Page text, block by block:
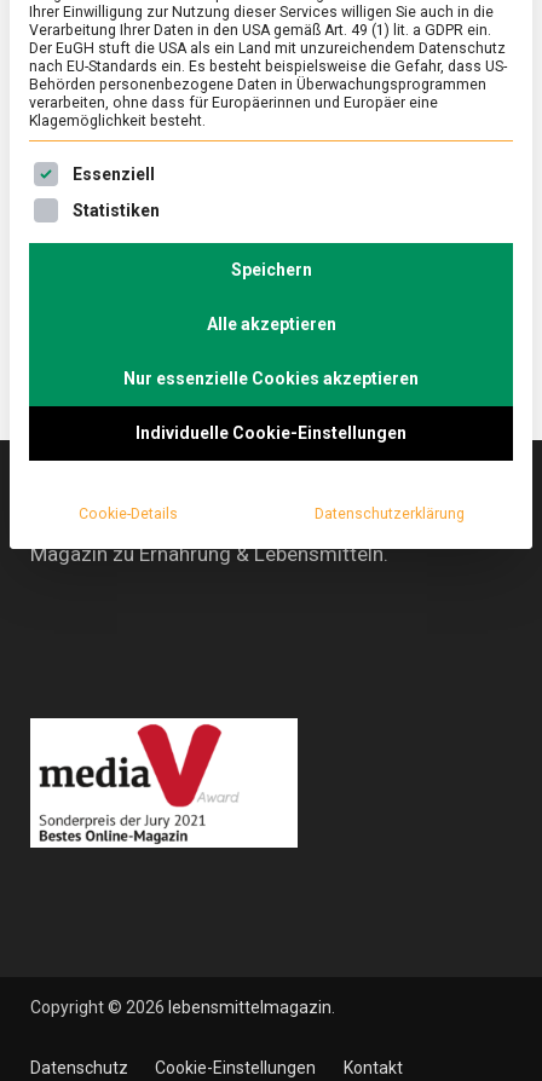
FEATURED/WISSEN
Whiskey aus Brandenburg: Rye
20. Mai 2021 Johannes
Whiskey
Im unteren Spreewald findet man in Schlepzig, etwa
eine Stunde von Berlin entfernt, den Stork Club. Hier
Whiskies Awards den besten Roggenwhiskey der
lebensmittelmagazin
(.de) ist das Online-
Magazin zu Ernährung & Lebensmitteln.
Copyright © 2026 lebensmittelmagazin
Datenschutz Cookie-Einstellungen Kontakt
Ihrer Einwilligung zur Nutzung dieser Services willigen Sie auch in die
Verarbeitung Ihrer Daten in den USA gemäß Art. 49 (1) lit. a GDPR ein.
Der EuGH stuft die USA als ein Land mit unzureichendem Datenschutz
nach EU-Standards ein. Es besteht beispielsweise die Gefahr, dass US-
Behörden personenbezogene Daten in Überwachungsprogrammen
verarbeiten, ohne dass für Europäerinnen und Europäer eine
Klagemöglichkeit besteht.
Es folgt eine Liste der Service-Gruppen, für die eine
Essenziell
Statistiken
Speichern
Alle akzeptieren
Nur essenzielle Cookies akzeptieren
Individuelle Cookie-Einstellungen
Cookie-Details Datenschutzerklärung